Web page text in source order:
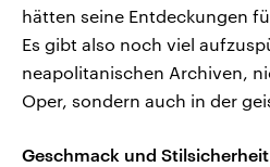
hätten seine Entdeckungen
Es gibt also noch viel
neapolitanischen Archiven,
Oper, sondern auch in der
Geschmack und Stilsicherheit